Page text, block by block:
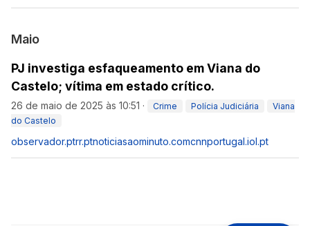
Maio
PJ investiga esfaqueamento em Viana do
Castelo; vítima em estado crítico.
26 de maio de 2025 às 10:51 · Crime Polícia Judiciária
Viana
do Castelo
observador.ptrr.ptnoticiasaominuto.comcnnportugal.iol.pt